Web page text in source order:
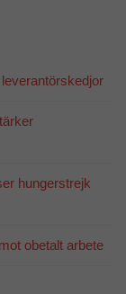
hungerstrejk
obetalt arbete